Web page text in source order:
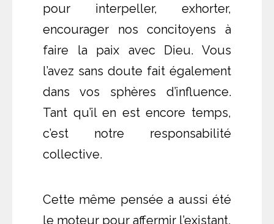
pour interpeller, exhorter,
encourager nos concitoyens à
faire la paix avec Dieu. Vous
l’avez sans doute fait également
dans vos sphères d’influence.
Tant qu’il en est encore temps,
c’est notre responsabilité
collective.
Cette même pensée a aussi été
le moteur pour affermir l’existant,